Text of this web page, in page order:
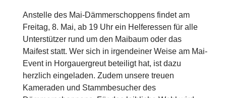
Anstelle des Mai-Dämmerschoppens findet am
Freitag, 8. Mai, ab 19 Uhr ein Helferessen für alle
Unterstützer rund um den Maibaum oder das
Maifest statt. Wer sich in irgendeiner Weise am Mai-
Event in Horgauergreut beteiligt hat, ist dazu
herzlich eingeladen. Zudem unsere treuen
Kameraden und Stammbesucher des